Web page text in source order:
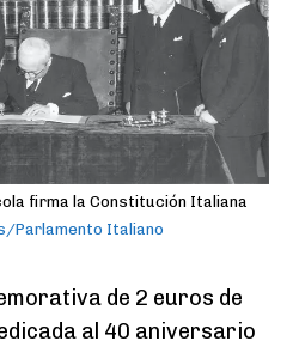
firma la Constitución Italiana
Parlamento Italiano
de 2 euros de
al 40 aniversario